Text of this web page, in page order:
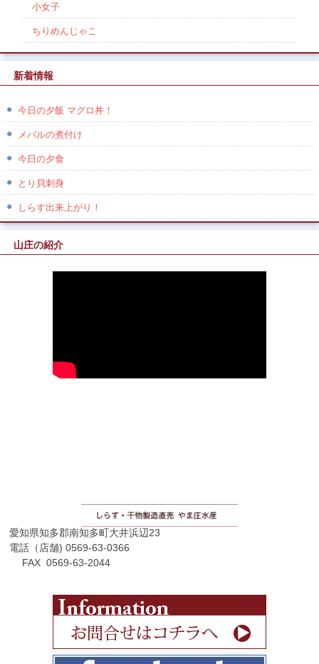
小女子
ちりめんじゃこ
新着情報
今日の夕飯 マグロ丼！
メバルの煮付け
今日の夕食
とり貝刺身
しらす出来上がり！
山庄の紹介
愛知県知多郡南知多町大井浜辺23
電話（店舗) 0569-63-0366
FAX 0569-63-2044